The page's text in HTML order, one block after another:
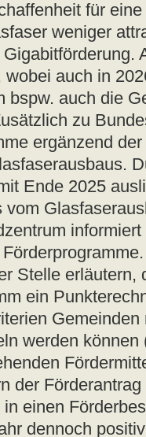
für
weniger
auch in
bspw. auch die
zu
ergänzend
Ende 2025
vom
Stelle erläutern,
ein
werden
der
einen
dennoch